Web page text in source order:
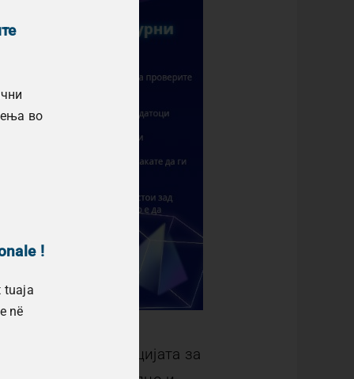
интернет, Агенцијата за
во
!
tuaja
në